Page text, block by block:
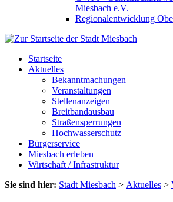
Miesbach e.V.
Regionalentwicklung
Startseite
Aktuelles
Bekanntmachungen
Veranstaltungen
Stellenanzeigen
Breitbandausbau
Straßensperrungen
Hochwasserschutz
Bürgerservice
Miesbach erleben
Wirtschaft / Infrastruktur
Sie sind hier: Stadt Miesbach > Aktuelles >